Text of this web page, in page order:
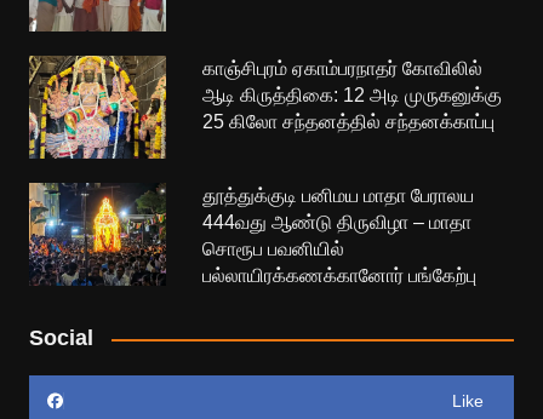
காஞ்சிபுரம் ஏகாம்பரநாதர் கோவிலில்
ஆடி கிருத்திகை: 12 அடி முருகனுக்கு
25 கிலோ சந்தனத்தில் சந்தனக்காப்பு
தூத்துக்குடி பனிமய மாதா பேராலய
444வது ஆண்டு திருவிழா – மாதா
சொரூப பவனியில்
பல்லாயிரக்கணக்கானோர் பங்கேற்பு
Social
Like